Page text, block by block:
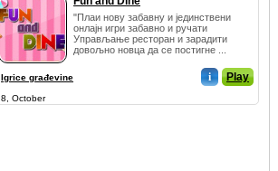
"Плаи нову забавну и јединствени
онлајн игри забавно и ручати
Управљање ресторан и зарадити
довољно новца да се постигне ...
Igrice građevine i Play
8, October